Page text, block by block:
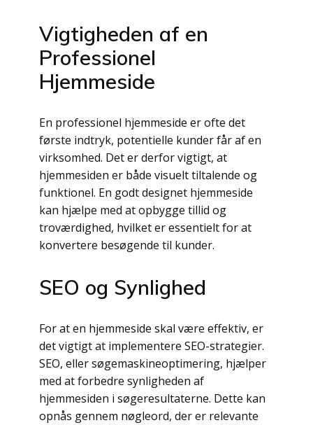
Vigtigheden af en
Professionel
Hjemmeside
En professionel hjemmeside er ofte det
første indtryk, potentielle kunder får af en
virksomhed. Det er derfor vigtigt, at
hjemmesiden er både visuelt tiltalende og
funktionel. En godt designet hjemmeside
kan hjælpe med at opbygge tillid og
troværdighed, hvilket er essentielt for at
konvertere besøgende til kunder.
SEO og Synlighed
For at en hjemmeside skal være effektiv, er
det vigtigt at implementere SEO-strategier.
SEO, eller søgemaskineoptimering, hjælper
med at forbedre synligheden af
hjemmesiden i søgeresultaterne. Dette kan
opnås gennem nøgleord, der er relevante